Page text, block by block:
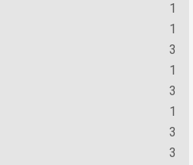
1
1
3
1
3
1
3
3